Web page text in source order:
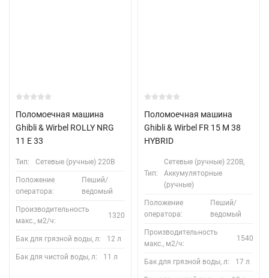
Поломоечная машина
Ghibli & Wirbel ROLLY NRG
11 E 33
Тип: Сетевые (ручные) 220В
Положение
оператора:
Пеший/
ведомый
Производительность
макс., м2/ч:
1320
Бак для грязной воды, л: 12 л
Бак для чистой воды, л: 11 л
Поломоечная машина
Ghibli & Wirbel FR 15 M 38
HYBRID
Тип:
Сетевые (ручные) 220В,
Аккумуляторные
(ручные)
Положение
оператора:
Пеший/
ведомый
Производительность
макс., м2/ч:
1540
Бак для грязной воды, л: 17 л